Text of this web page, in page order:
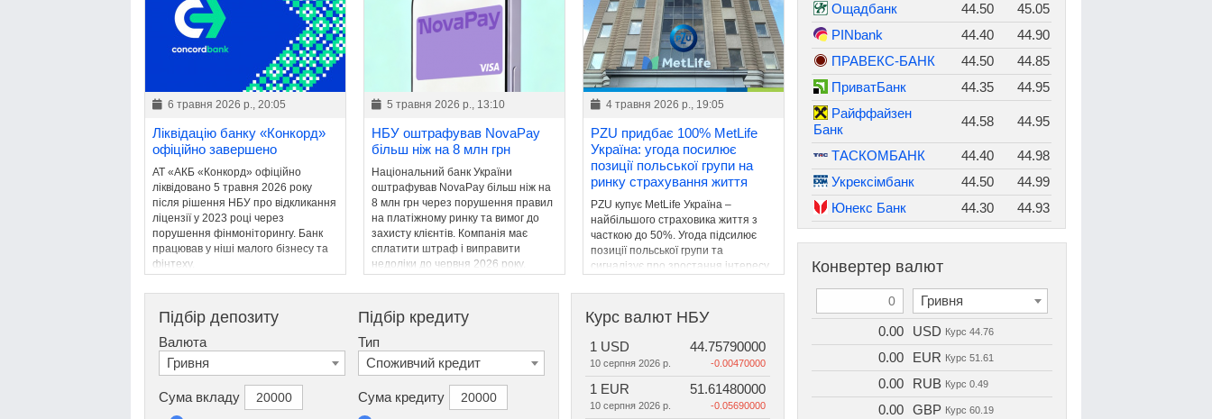
6 травня 2026 р., 20:05
Ліквідацію банку «Конкорд»
офіційно завершено
АТ «АКБ «Конкорд» офіційно
ліквідовано 5 травня 2026 року
після рішення НБУ про відкликання
ліцензії у 2023 році через
порушення фінмоніторингу. Банк
працював у ніші малого бізнесу та
фінтеху.
5 травня 2026 р., 13:10
НБУ оштрафував NovaPay
більш ніж на 8 млн грн
Національний банк України
оштрафував NovaPay більш ніж на
8 млн грн через порушення правил
на платіжному ринку та вимог до
захисту клієнтів. Компанія має
сплатити штраф і виправити
недоліки до червня 2026 року.
4 травня 2026 р., 19:05
PZU придбає 100% MetLife
Україна: угода посилює
позиції польської групи на
ринку страхування життя
PZU купує MetLife Україна –
найбільшого страховика життя з
часткою до 50%. Угода підсилює
позиції польської групи та
сигналізує про зростання інтересу
Підбір депозиту
Валюта
Гривня
Сума вкладу
Підбір кредиту
Тип
Споживчий кредит
Сума кредиту
Курс валют НБУ
1 USD
10 серпня 2026 р.
44.75790000
-0.00470000
1 EUR
10 серпня 2026 р.
51.61480000
-0.05690000
Ощадбанк
44.50
45.05
PINbank
44.40
44.90
ПРАВЕКС-БАНК
44.50
44.85
ПриватБанк
44.35
44.95
Райффайзен
Банк
44.58 44.95
ТАСКОМБАНК 44.40
44.98
Укрексімбанк
44.50
44.99
Юнекс Банк
44.30 44.93
Конвертер валют
Гривня
0.00
USD Курс 44.76
0.00 EUR Курс 51.61
0.00 RUB Курс 0.49
0.00 GBP Курс 60.19